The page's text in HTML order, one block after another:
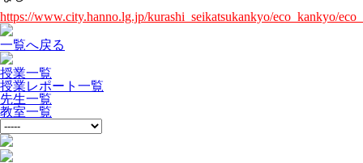
https://www.city.hanno.lg.jp/kurashi_seikatsukankyo/eco_kankyo/
一覧へ戻る
授業一覧
授業レポート一覧
先生一覧
教室一覧